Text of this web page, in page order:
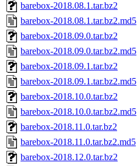
barebox-2018.08.1.tar.bz2
barebox-2018.08.1.tar.bz2.md5
barebox-2018.09.0.tar.bz2
barebox-2018.09.0.tar.bz2.md5
barebox-2018.09.1.tar.bz2
barebox-2018.09.1.tar.bz2.md5
barebox-2018.10.0.tar.bz2
barebox-2018.10.0.tar.bz2.md5
barebox-2018.11.0.tar.bz2
barebox-2018.11.0.tar.bz2.md5
barebox-2018.12.0.tar.bz2